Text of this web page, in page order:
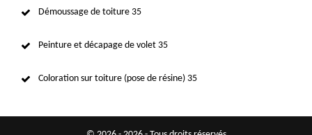
Démoussage de toiture 35
Peinture et décapage de volet 35
Coloration sur toiture (pose de résine) 35